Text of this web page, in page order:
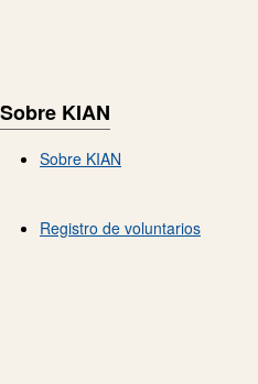
Sobre KIAN
Sobre KIAN
Registro de voluntarios